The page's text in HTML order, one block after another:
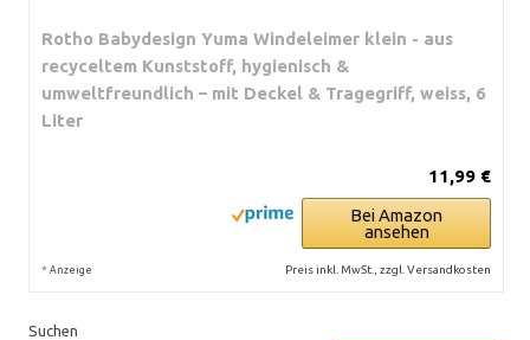
Rotho Babydesign Yuma Windeleimer klein - aus
recyceltem Kunststoff, hygienisch &
umweltfreundlich – mit Deckel & Tragegriff, weiss, 6
Liter
11,99 €
Bei Amazon
ansehen
* Anzeige Preis inkl. MwSt., zzgl. Versandkosten
Suchen